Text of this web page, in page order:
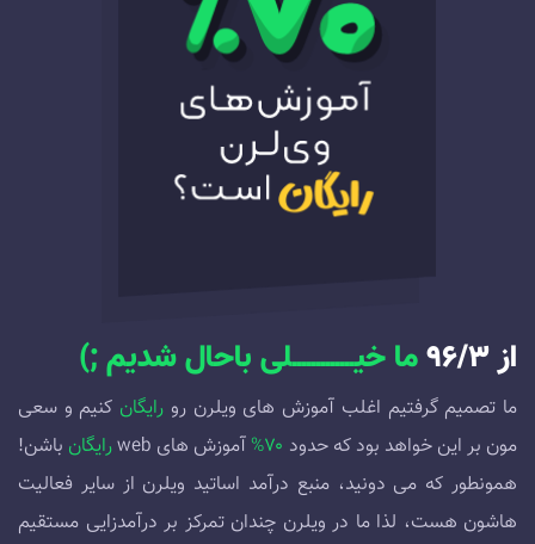
از ۹۶/۳ ما خیـــــــــــــلی باحال شدیم ;)
ما تصمیم گرفتیم اغلب آموزش های ویلرن رو رایگان کنیم و سعی
مون بر این خواهد بود که حدود ۷۰% آموزش های web رایگان باشن!
همونطور که می دونید، منبع درآمد اساتید ویلرن از سایر فعالیت
هاشون هست، لذا ما در ویلرن چندان تمرکز بر درآمدزایی مستقیم